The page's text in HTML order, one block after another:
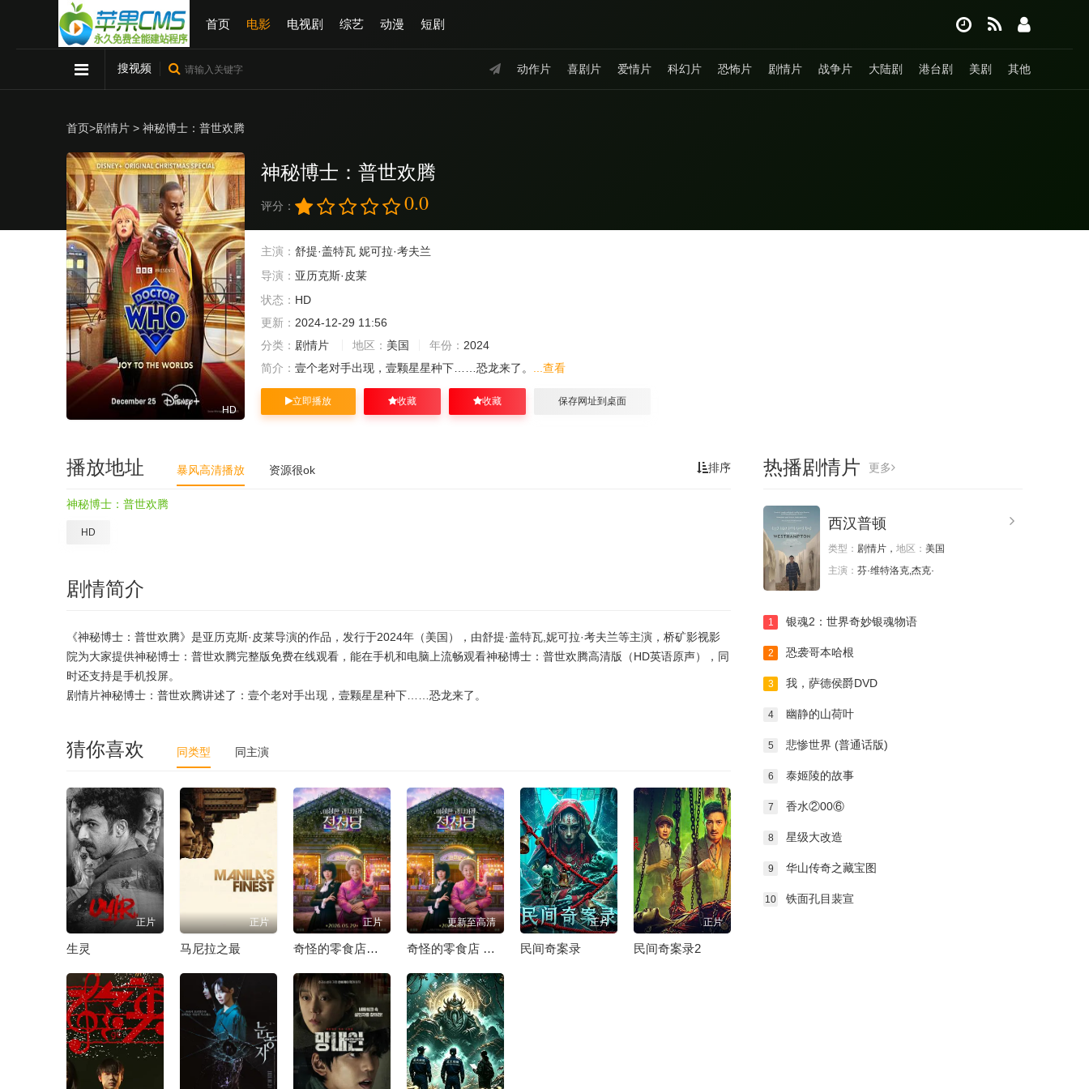
首页 电影 电视剧 综艺 动漫 短剧
动作片 喜剧片 爱情片 科幻片 恐怖片 剧情片 战争片 大陆剧 港台剧 美剧 其他
搜视频
首页>剧情片 > 神秘博士：普世欢腾
HD
神秘博士：普世欢腾
评分： 0.0
主演： 舒提·盖特瓦 妮可拉·考夫兰
导演： 亚历克斯·皮莱
状态： HD
更新： 2024-12-29 11:56
分类： 剧情片 地区： 美国 年份： 2024
简介： 壹个老对手出现，壹颗星星种下……恐龙来了。 ...查看
立即播放 收藏 收藏 保存网址到桌面
排序
播放地址 暴风高清播放 资源很ok
神秘博士：普世欢腾
HD
剧情简介
《神秘博士：普世欢腾》是亚历克斯·皮莱导演的作品，发行于2024年（美国），由舒提·盖特瓦,妮可拉·考夫兰等主演，桥矿影视影
院为大家提供神秘博士：普世欢腾完整版免费在线观看，能在手机和电脑上流畅观看神秘博士：普世欢腾高清版（HD英语原声），同
时还支持是手机投屏。
剧情片神秘博士：普世欢腾讲述了：壹个老对手出现，壹颗星星种下……恐龙来了。
猜你喜欢 同类型 同主演
正片
生灵
正片
马尼拉之最
正片
奇怪的零食店钱天堂
更新至高清
奇怪的零食店 钱天堂
正片
民间奇案录
正片
民间奇案录2
热播剧情片 更多
西汉普顿
类型： 剧情片， 地区： 美国
主演： 芬·维特洛克,杰克·
1 银魂2：世界奇妙银魂物语
2 恐袭哥本哈根
3 我，萨德侯爵DVD
4 幽静的山荷叶
5 悲惨世界 (普通话版)
6 泰姬陵的故事
7 香水②00⑥
8 星级大改造
9 华山传奇之藏宝图
10 铁面孔目裴宣